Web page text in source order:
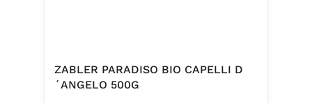
ZABLER PARADISO BIO CAPELLI D
´ANGELO 500G